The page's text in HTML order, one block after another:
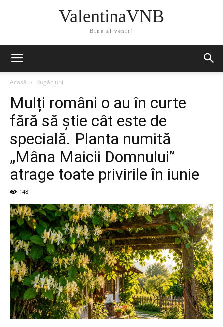
ValentinaVNB
Bine ai venit!
Acasă Rugăciuni
Mulți români o au în curte
fără să știe cât este de
specială. Planta numită
„Mâna Maicii Domnului”
atrage toate privirile în iunie
148